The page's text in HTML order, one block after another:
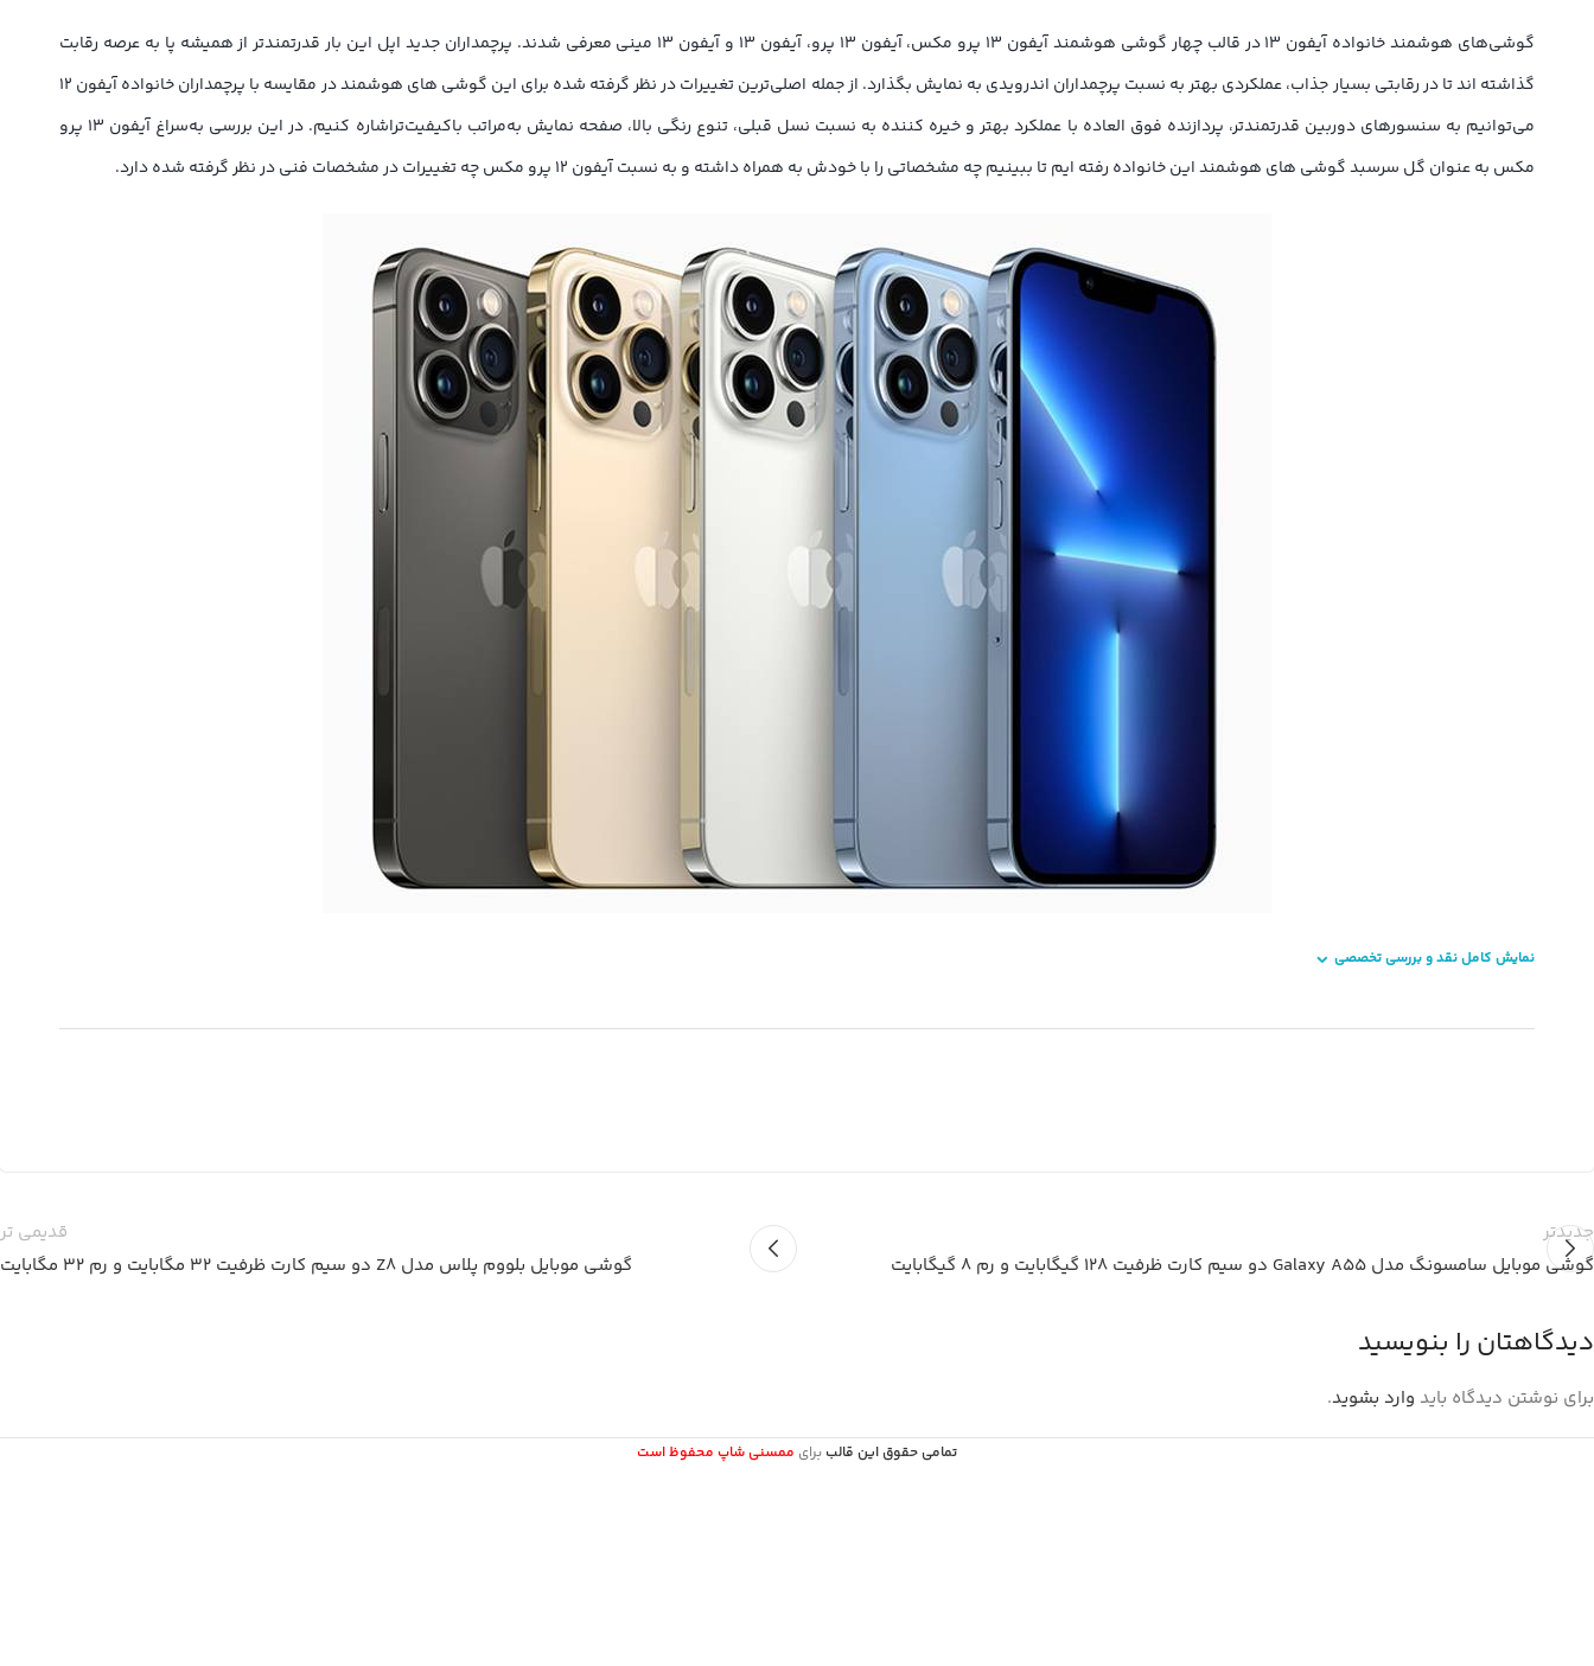
گوشی‌های هوشمند خانواده آیفون 13 در قالب چهار گوشی هوشمند آیفون 13 پرو مکس، آیفون 13 پرو، آیفون 13‌ و آیفون 13 مینی معرفی شدند. پرچمداران جدید اپل این بار قدرتمند‌تر از همیشه پا به عرصه رقابت
گذاشته اند تا در رقابتی بسیار جذاب، عملکردی بهتر به نسبت پرچمداران اندرویدی به نمایش بگذارد. از جمله اصلی‌ترین تغییرات در نظر گرفته شده برای این گوشی های هوشمند در مقایسه با پرچمداران خانواده آیفون 12
می‌توانیم به سنسور‌های دوربین قدرتمند‌تر، پردازنده فوق العاده با عملکرد بهتر و خیره کننده به نسبت نسل قبلی، تنوع رنگی بالا، صفحه نمایش به‌مراتب با‌کیفیت‌تراشاره کنیم. در این بررسی به‌سراغ آیفون 13 پرو
مکس به عنوان گل سرسبد گوشی های هوشمند این خانواده رفته ایم تا ببینیم چه مشخصاتی را با خودش به همراه داشته و به نسبت آیفون 12 پرو مکس چه تغییرات در مشخصات فنی در نظر گرفته شده دارد.
نمایش کامل نقد و بررسی تخصصی
جدیدتر
گوشی موبایل سامسونگ مدل Galaxy A55 دو سیم کارت ظرفیت 128 گیگابایت و رم 8 گیگابایت
قدیمی تر
گوشی موبایل بلووم پلاس مدل Z8 دو سیم کارت ظرفیت 32 مگابایت و رم 32 مگابایت
دیدگاهتان را بنویسید
برای نوشتن دیدگاه باید وارد بشوید.
تمامی حقوق این قالب برای ممسنی شاپ محفوظ است